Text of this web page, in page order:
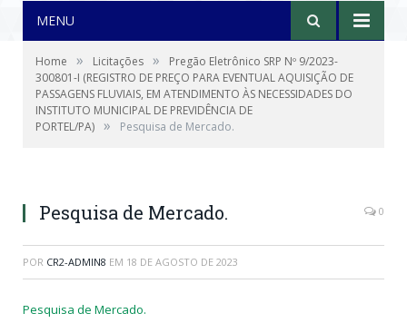
MENU
Home » Licitações »
Pregão Eletrônico SRP Nº 9/2023-
300801-I (REGISTRO DE PREÇO PARA EVENTUAL AQUISIÇÃO DE
PASSAGENS FLUVIAIS, EM ATENDIMENTO ÀS NECESSIDADES DO
INSTITUTO MUNICIPAL DE PREVIDÊNCIA DE
PORTEL/PA) » Pesquisa de Mercado.
Pesquisa de Mercado. 0
POR CR2-ADMIN8 EM 18 DE AGOSTO DE 2023
Pesquisa de Mercado.